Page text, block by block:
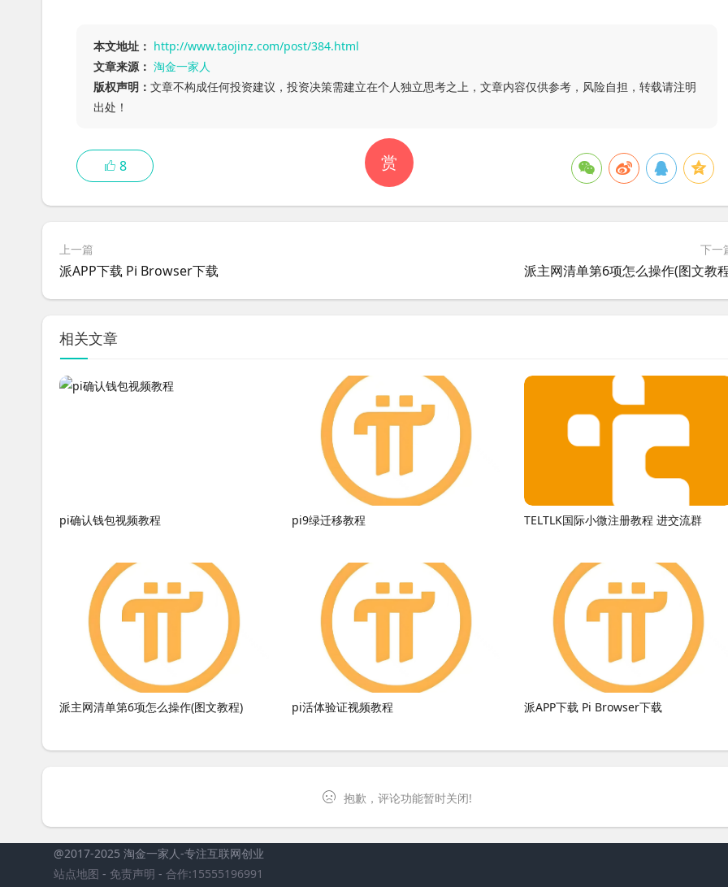
本文地址： http://www.taojinz.com/post/384.html
文章来源： 淘金一家人
版权声明： 文章不构成任何投资建议，投资决策需建立在个人独立思考之上，文章内容仅供参考，风险自担，转载请注明
出处！
赏
8
上一篇
派APP下载 Pi Browser下载
下一
派主网清单第6项怎么操作(图文教
相关文章
pi确认钱包视频教程 pi9绿迁移教程 TELTLK国际小微注册教程 进交流群
派主网清单第6项怎么操作(图文教程) pi活体验证视频教程 派APP下载 Pi Browser下载
抱歉，评论功能暂时关闭!
@2017-2025 淘金一家人-专注互联网创业
站点地图 - 免责声明 - 合作:15555196991